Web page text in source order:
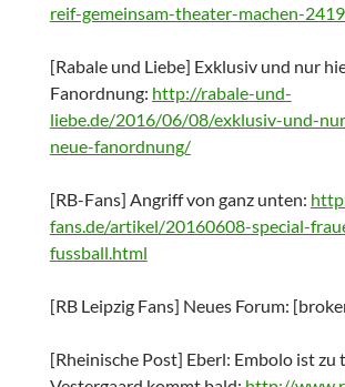
reif-gemeinsam-theater-machen-
[Rabale und Liebe] Exklusiv und nur
Fanordnung: http://rabale-und-
liebe.de/2016/06/08/exklusiv-und-
neue-fanordnung/
[RB-Fans] Angriff von ganz unten:
fans.de/artikel/20160608-special-
fussball.html
[RB Leipzig Fans] Neues Forum:
[Rheinische Post] Eberl: Embolo ist zu